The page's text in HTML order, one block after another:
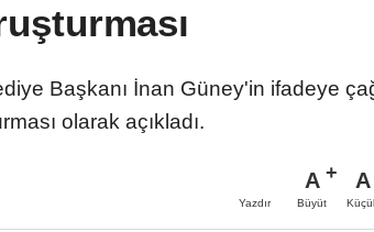
Başkanı İnan Güney'in ifadeye
olarak açıkladı.
Yazdır
A
Büyüt
A